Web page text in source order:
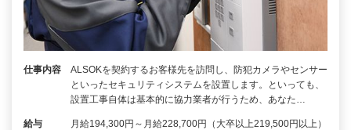
仕事内容
ALSOKを契約するお客様先を訪問し、防犯カメラやセンサー
といったセキュリティシステムを設置します。といっても、
設置工事自体は基本的に協力業者が行うため、あなた…
給与
月給194,300円～月給228,700円（大卒以上219,500円以上）